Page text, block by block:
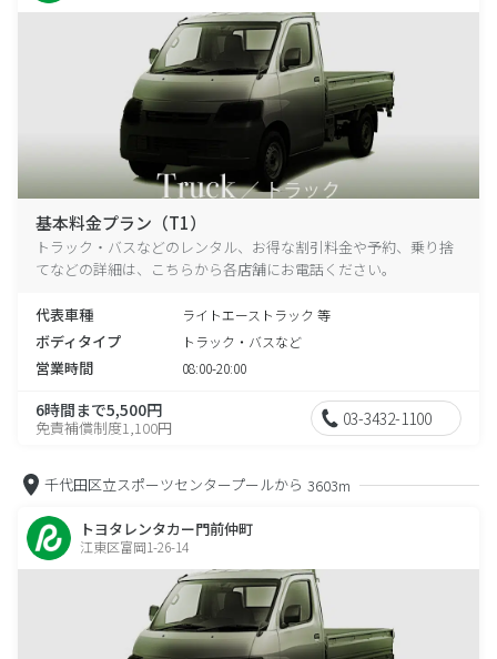
基本料金プラン（T1）
トラック・バスなどのレンタル、お得な割引料金や予約、乗り捨
てなどの詳細は、こちらから各店舗にお電話ください。
代表車種 ライトエーストラック 等
ボディタイプ トラック・バスなど
営業時間 08:00-20:00
6時間まで5,500円
免責補償制度1,100円 03-3432-1100
千代田区立スポーツセンタープールから 3603m
トヨタレンタカー門前仲町
江東区富岡1-26-14